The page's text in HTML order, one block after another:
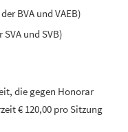
BVA und VAEB)
und SVB)
die gegen Honorar
€ 120,00 pro Sitzung